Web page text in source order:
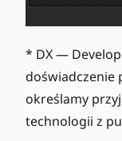
* DX —
określamy
technologii z